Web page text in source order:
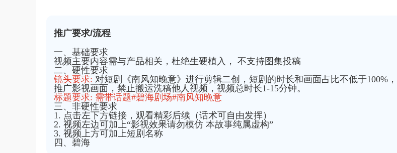
推广要求/流程
一、基础要求
视频主要内容需与产品相关，杜绝生硬植入， 不支持图集投稿
二、硬性要求
镜头要求: 对短剧《南风知晚意》进行剪辑二创，短剧的时长和画面占比不低于100%
推广影视画面，禁止搬运洗稿他人视频，视频总时长1-15分钟。
标题要求: 需带话题#碧海剧场#南风知晚意
三、非硬性要求
1. 点击左下方链接，观看精彩后续（话术可自由发挥）
2. 视频左边可加上“影视效果请勿模仿 本故事纯属虚构”
3. 视频上方可加上短剧名称
四、碧海